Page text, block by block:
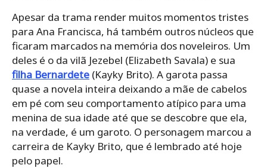
Apesar da trama render muitos momentos tristes
para Ana Francisca, há também outros núcleos que
ficaram marcados na memória dos noveleiros. Um
deles é o da vilã Jezebel (Elizabeth Savala) e sua
filha Bernardete (Kayky Brito). A garota passa
quase a novela inteira deixando a mãe de cabelos
em pé com seu comportamento atípico para uma
menina de sua idade até que se descobre que ela,
na verdade, é um garoto. O personagem marcou a
carreira de Kayky Brito, que é lembrado até hoje
pelo papel.